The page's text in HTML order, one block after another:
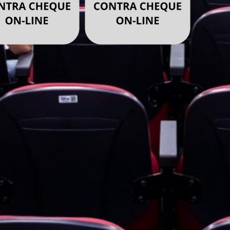
Notícias
Prefeito Capote sanciona lei que institui
Programa de Vacinação nas Escolas
5 de agosto de 2026
Barras discute estratégias de turismo
regional com municípios que compõem
em Barras. Equipe se prepara em